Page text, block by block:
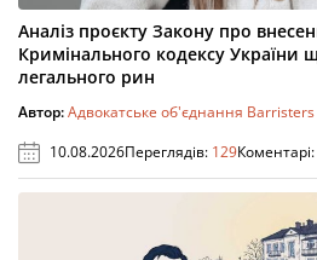
Аналіз проєкту Закону про
Кримінального кодексу України
легального рин
Автор:Адвокатське об'єднання Barristers
10.08.2026Переглядів: 129Коментарі: